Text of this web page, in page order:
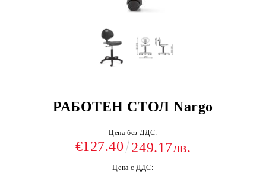
РАБОТЕН СТОЛ Nargo
Цена без ДДС:
€127.40 249.17лв.
Цена с ДДС: